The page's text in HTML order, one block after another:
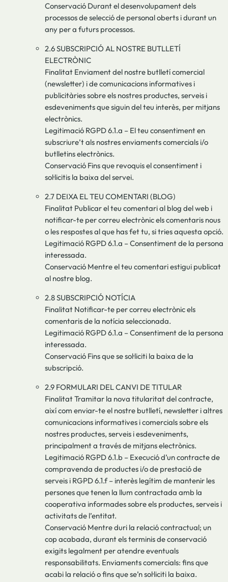
Conservació Durant el desenvolupament dels
processos de selecció de personal oberts i durant un
any per a futurs processos.
2.6 SUBSCRIPCIÓ AL NOSTRE BUTLLETÍ
ELECTRÒNIC
Finalitat Enviament del nostre butlletí comercial
(newsletter) i de comunicacions informatives i
publicitàries sobre els nostres productes, serveis i
esdeveniments que siguin del teu interès, per mitjans
electrònics.
Legitimació RGPD 6.1.a – El teu consentiment en
subscriure’t als nostres enviaments comercials i/o
butlletins electrònics.
Conservació Fins que revoquis el consentiment i
sol·licitis la baixa del servei.
2.7 DEIXA EL TEU COMENTARI (BLOG)
Finalitat Publicar el teu comentari al blog del web i
notificar-te per correu electrònic els comentaris nous
o les respostes al que has fet tu, si tries aquesta opció.
Legitimació RGPD 6.1.a – Consentiment de la persona
interessada.
Conservació Mentre el teu comentari estigui publicat
al nostre blog.
2.8 SUBSCRIPCIÓ NOTÍCIA
Finalitat Notificar-te per correu electrònic els
comentaris de la notícia seleccionada.
Legitimació RGPD 6.1.a – Consentiment de la persona
interessada.
Conservació Fins que se sol·liciti la baixa de la
subscripció.
2.9 FORMULARI DEL CANVI DE TITULAR
Finalitat Tramitar la nova titularitat del contracte,
així com enviar-te el nostre butlletí, newsletter i altres
comunicacions informatives i comercials sobre els
nostres productes, serveis i esdeveniments,
principalment a través de mitjans electrònics.
Legitimació RGPD 6.1.b – Execució d’un contracte de
compravenda de productes i/o de prestació de
serveis i RGPD 6.1.f – interès legítim de mantenir les
persones que tenen la llum contractada amb la
cooperativa informades sobre els productes, serveis i
activitats de l’entitat.
Conservació Mentre duri la relació contractual; un
cop acabada, durant els terminis de conservació
exigits legalment per atendre eventuals
responsabilitats. Enviaments comercials: fins que
acabi la relació o fins que se’n sol·liciti la baixa.